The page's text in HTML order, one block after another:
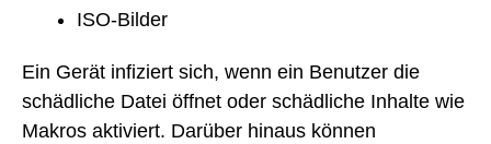
ISO-Bilder
Ein Gerät infiziert sich, wenn ein Benutzer die
schädliche Datei öffnet oder schädliche Inhalte wie
Makros aktiviert. Darüber hinaus können